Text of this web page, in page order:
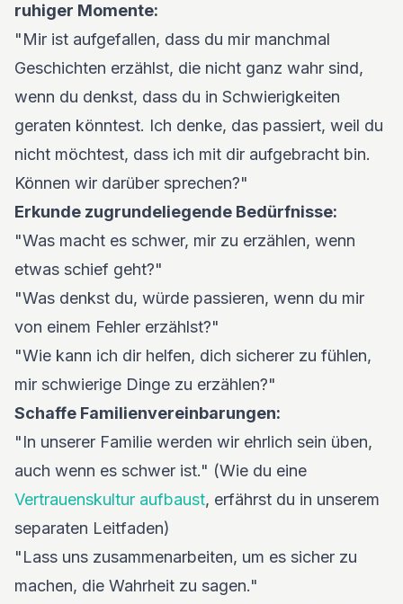
ruhiger Momente:
"Mir ist aufgefallen, dass du mir manchmal
Geschichten erzählst, die nicht ganz wahr sind,
wenn du denkst, dass du in Schwierigkeiten
geraten könntest. Ich denke, das passiert, weil du
nicht möchtest, dass ich mit dir aufgebracht bin.
Können wir darüber sprechen?"
Erkunde zugrundeliegende Bedürfnisse:
"Was macht es schwer, mir zu erzählen, wenn
etwas schief geht?"
"Was denkst du, würde passieren, wenn du mir
von einem Fehler erzählst?"
"Wie kann ich dir helfen, dich sicherer zu fühlen,
mir schwierige Dinge zu erzählen?"
Schaffe Familienvereinbarungen:
"In unserer Familie werden wir ehrlich sein üben,
auch wenn es schwer ist." (Wie du eine
Vertrauenskultur aufbaust, erfährst du in unserem
separaten Leitfaden)
"Lass uns zusammenarbeiten, um es sicher zu
machen, die Wahrheit zu sagen."